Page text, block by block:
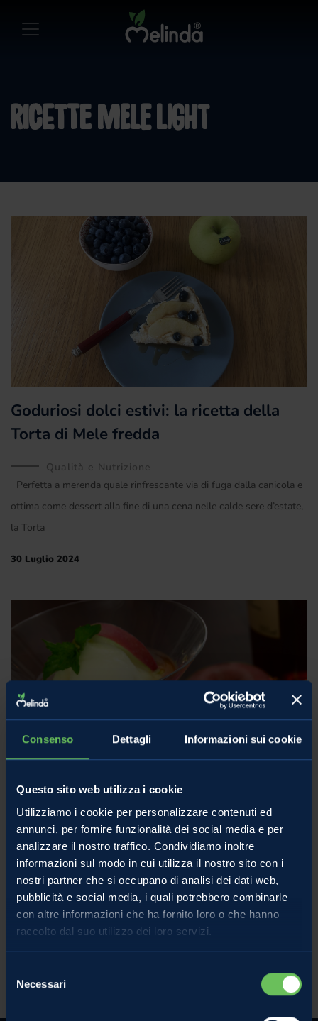
Consenso Dettagli Informazioni sui cookie
Questo sito web utilizza i cookie
Utilizziamo i cookie per personalizzare contenuti ed
annunci, per fornire funzionalità dei social media e per
analizzare il nostro traffico. Condividiamo inoltre
informazioni sul modo in cui utilizza il nostro sito con i
nostri partner che si occupano di analisi dei dati web,
pubblicità e social media, i quali potrebbero combinarle
con altre informazioni che ha fornito loro o che hanno
raccolto dal suo utilizzo dei loro servizi.
delNecessari
ricette mele light
Goduriosi dolci estivi: la ricetta della
Torta di Mele fredda
Qualità e Nutrizione
Perfetta a merenda quale rinfrescante via di fuga dalla canicola e
ottima come dessert alla fine di una cena nelle calde sere d’estate,
la Torta
30 Luglio 2024
Sorbetti di frutta: i dessert più detox
delle feste
Qualità e Nutrizione
Nel vortice dei dolci goduriosi e ipercalorici che abbondano sulle
tavole durante i festeggiamenti natalizi, spunta una “via di fuga”
rinfrescante e benefica che promette